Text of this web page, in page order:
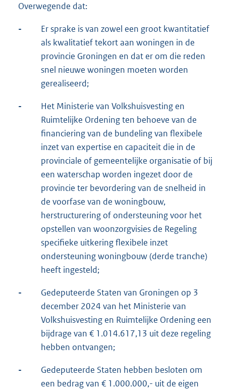
Overwegende dat:
-
Er sprake is van zowel een groot kwantitatief
als kwalitatief tekort aan woningen in de
provincie Groningen en dat er om die reden
snel nieuwe woningen moeten worden
gerealiseerd;
-
Het Ministerie van Volkshuisvesting en
Ruimtelijke Ordening ten behoeve van de
financiering van de bundeling van flexibele
inzet van expertise en capaciteit die in de
provinciale of gemeentelijke organisatie of bij
een waterschap worden ingezet door de
provincie ter bevordering van de snelheid in
de voorfase van de woningbouw,
herstructurering of ondersteuning voor het
opstellen van woonzorgvisies de Regeling
specifieke uitkering flexibele inzet
ondersteuning woningbouw (derde tranche)
heeft ingesteld;
-
Gedeputeerde Staten van Groningen op 3
december 2024 van het Ministerie van
Volkshuisvesting en Ruimtelijke Ordening een
bijdrage van € 1.014.617,13 uit deze regeling
hebben ontvangen;
-
Gedeputeerde Staten hebben besloten om
een bedrag van € 1.000.000,- uit de eigen